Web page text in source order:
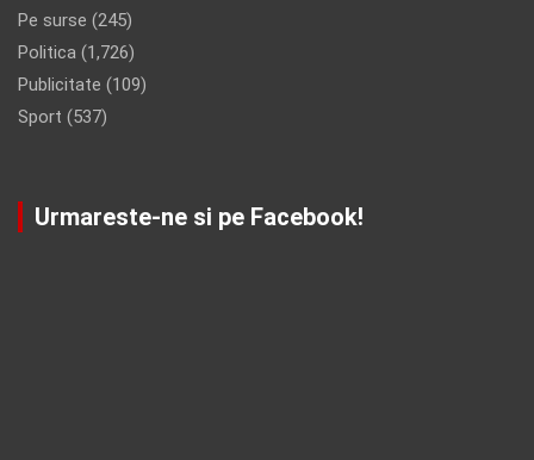
Pe surse (245)
Politica (1,726)
Publicitate (109)
Sport (537)
Urmareste-ne si pe Facebook!